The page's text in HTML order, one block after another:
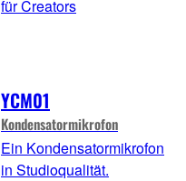
für Creators
YCM01
Kondensatormikrofon
Ein Kondensatormikrofon
in Studioqualität.